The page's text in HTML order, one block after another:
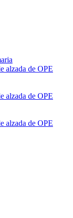
alzada de OPE
alzada de OPE
alzada de OPE